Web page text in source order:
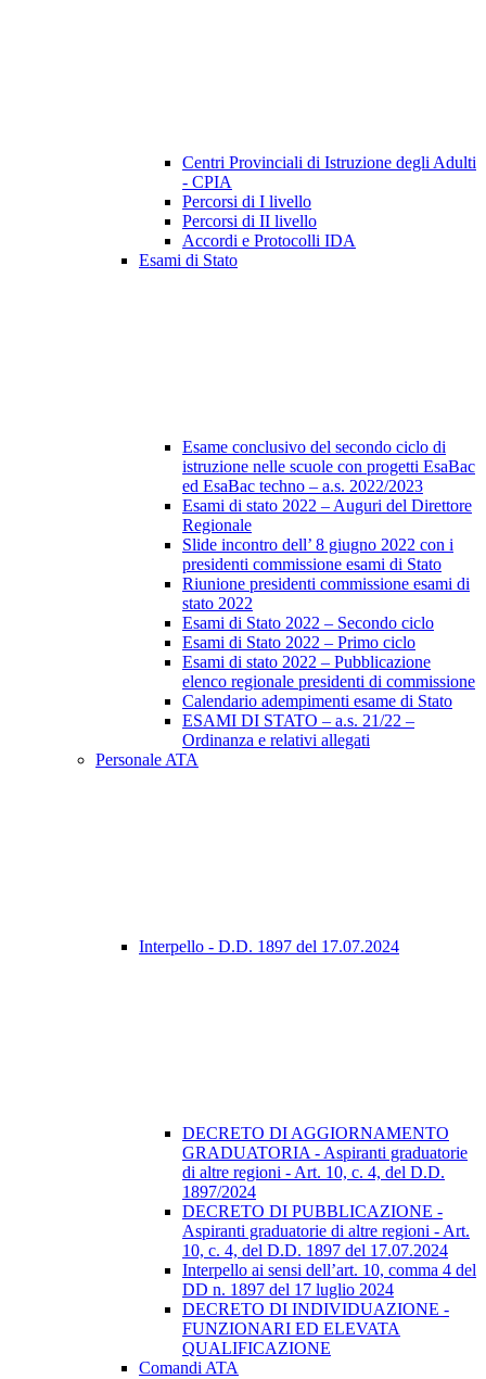
Centri Provinciali di Istruzione degli Adulti
- CPIA
Percorsi di I livello
Percorsi di II livello
Accordi e Protocolli IDA
Esami di Stato
Esame conclusivo del secondo ciclo di
istruzione nelle scuole con progetti EsaBac
ed EsaBac techno – a.s. 2022/2023
Esami di stato 2022 – Auguri del Direttore
Regionale
Slide incontro dell’ 8 giugno 2022 con i
presidenti commissione esami di Stato
Riunione presidenti commissione esami di
stato 2022
Esami di Stato 2022 – Secondo ciclo
Esami di Stato 2022 – Primo ciclo
Esami di stato 2022 – Pubblicazione
elenco regionale presidenti di commissione
Calendario adempimenti esame di Stato
ESAMI DI STATO – a.s. 21/22 –
Ordinanza e relativi allegati
Personale ATA
Interpello - D.D. 1897 del 17.07.2024
DECRETO DI AGGIORNAMENTO
GRADUATORIA - Aspiranti graduatorie
di altre regioni - Art. 10, c. 4, del D.D.
1897/2024
DECRETO DI PUBBLICAZIONE -
Aspiranti graduatorie di altre regioni - Art.
10, c. 4, del D.D. 1897 del 17.07.2024
Interpello ai sensi dell’art. 10, comma 4 del
DD n. 1897 del 17 luglio 2024
DECRETO DI INDIVIDUAZIONE -
FUNZIONARI ED ELEVATA
QUALIFICAZIONE
Comandi ATA